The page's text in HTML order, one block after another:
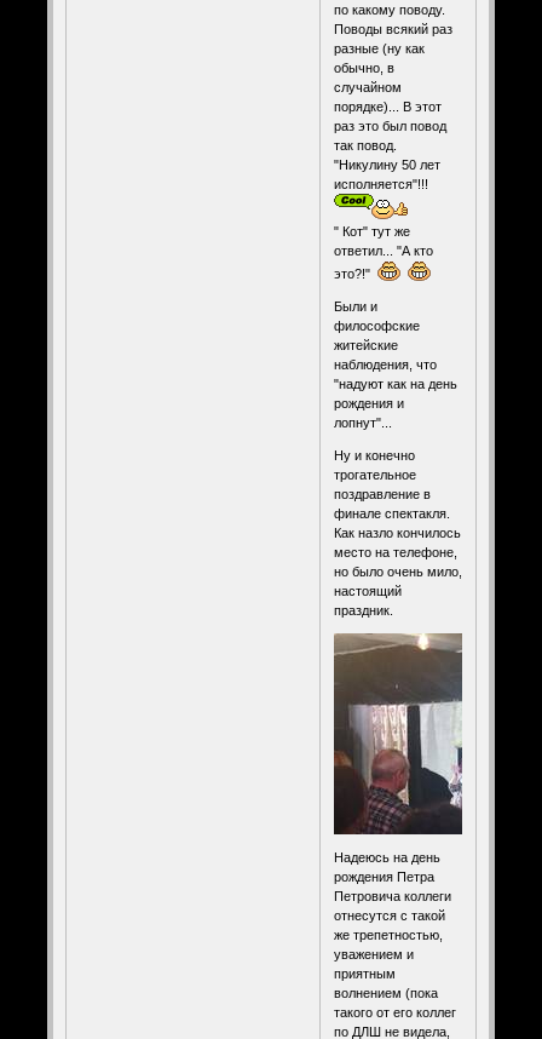
по какому поводу.
Поводы всякий раз
разные (ну как
обычно, в
случайном
порядке)... В этот
раз это был повод
так повод.
"Никулину 50 лет
исполняется"!!!
" Кот" тут же
ответил... "А кто
это?!"
Были и
философские
житейские
наблюдения, что
"надуют как на день
рождения и
лопнут"...
Ну и конечно
трогательное
поздравление в
финале спектакля.
Как назло кончилось
место на телефоне,
но было очень мило,
настоящий
праздник.
Надеюсь на день
рождения Петра
Петровича коллеги
отнесутся с такой
же трепетностью,
уважением и
приятным
волнением (пока
такого от его коллег
по ДЛШ не видела,